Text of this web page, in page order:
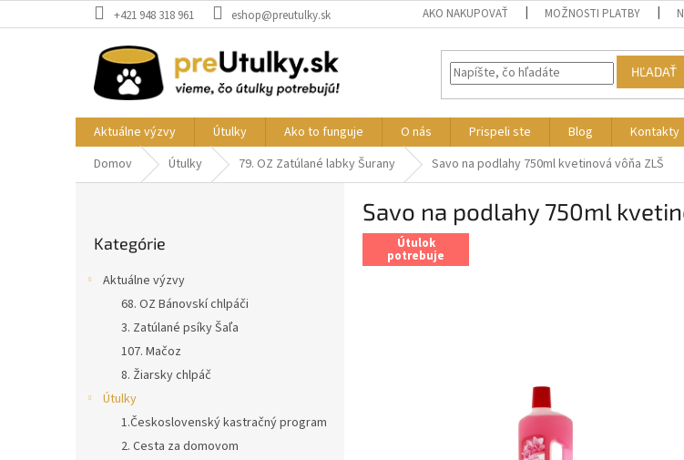
na
+421 948 318 961 eshop@preutulky.sk AKO NAKUPOVAŤ MOŽNOSTI PLATBY
HĽADAŤ
Aktuálne výzvy Útulky Ako to funguje O nás Prispeli ste Blog Kontakty
Domov
Útulky 79. OZ Zatúlané labky Šurany Savo na podlahy 750ml kvetinová vôňa ZLŠ
kategórie
Kategórie
Aktuálne výzvy
68. OZ Bánovskí chlpáči
3. Zatúlané psíky Šaľa
107. Mačoz
8. Žiarsky chlpáč
Útulky
1.Československý kastračný program
2. Cesta za domovom
Savo na podlahy 750ml
Útulok
potrebuje